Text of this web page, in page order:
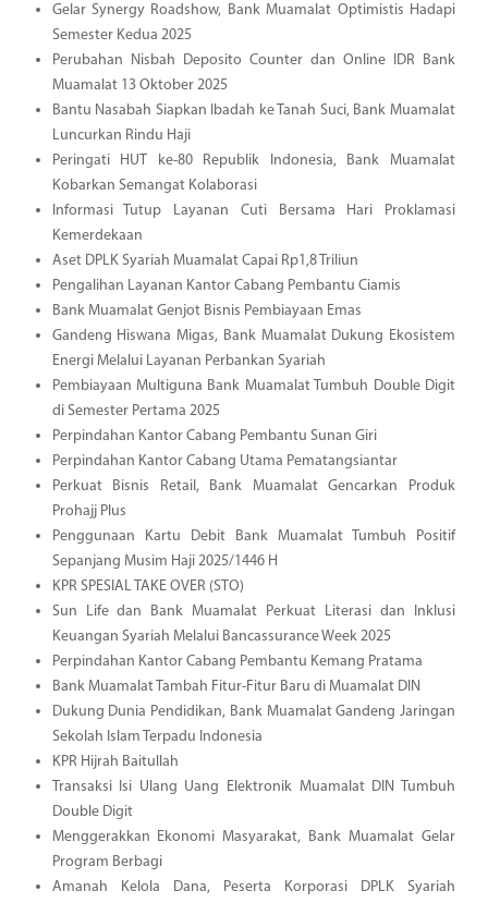
Gelar Synergy Roadshow, Bank Muamalat Optimistis Hadapi
Semester Kedua 2025
Perubahan Nisbah Deposito Counter dan Online IDR Bank
Muamalat 13 Oktober 2025
Bantu Nasabah Siapkan Ibadah ke Tanah Suci, Bank Muamalat
Luncurkan Rindu Haji
Peringati HUT ke-80 Republik Indonesia, Bank Muamalat
Kobarkan Semangat Kolaborasi
Informasi Tutup Layanan Cuti Bersama Hari Proklamasi
Kemerdekaan
Aset DPLK Syariah Muamalat Capai Rp1,8 Triliun
Pengalihan Layanan Kantor Cabang Pembantu Ciamis
Bank Muamalat Genjot Bisnis Pembiayaan Emas
Gandeng Hiswana Migas, Bank Muamalat Dukung Ekosistem
Energi Melalui Layanan Perbankan Syariah
Pembiayaan Multiguna Bank Muamalat Tumbuh Double Digit
di Semester Pertama 2025
Perpindahan Kantor Cabang Pembantu Sunan Giri
Perpindahan Kantor Cabang Utama Pematangsiantar
Perkuat Bisnis Retail, Bank Muamalat Gencarkan Produk
Prohajj Plus
Penggunaan Kartu Debit Bank Muamalat Tumbuh Positif
Sepanjang Musim Haji 2025/1446 H
KPR SPESIAL TAKE OVER (STO)
Sun Life dan Bank Muamalat Perkuat Literasi dan Inklusi
Keuangan Syariah Melalui Bancassurance Week 2025
Perpindahan Kantor Cabang Pembantu Kemang Pratama
Bank Muamalat Tambah Fitur-Fitur Baru di Muamalat DIN
Dukung Dunia Pendidikan, Bank Muamalat Gandeng Jaringan
Sekolah Islam Terpadu Indonesia
KPR Hijrah Baitullah
Transaksi Isi Ulang Uang Elektronik Muamalat DIN Tumbuh
Double Digit
Menggerakkan Ekonomi Masyarakat, Bank Muamalat Gelar
Program Berbagi
Amanah Kelola Dana, Peserta Korporasi DPLK Syariah